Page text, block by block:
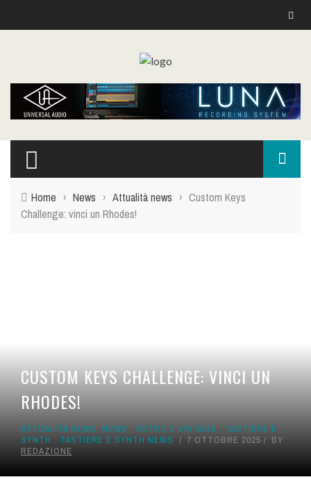
NEWS
KEY & SYNTH
DJ
PIANOFORTI E ARRANGER
Home › News › Attualità news › Custom Keys
Challenge: vinci un Rhodes!
CUSTOM KEYS CHALLENGE: VINCI UN
RHODES!
ATTUALITÀ NEWS, NEWS , RETRO E VINTAGE , TASTIERE E
SYNTH , TASTIERE E SYNTH NEWS 7 OTTOBRE 2025
BY
REDAZIONE